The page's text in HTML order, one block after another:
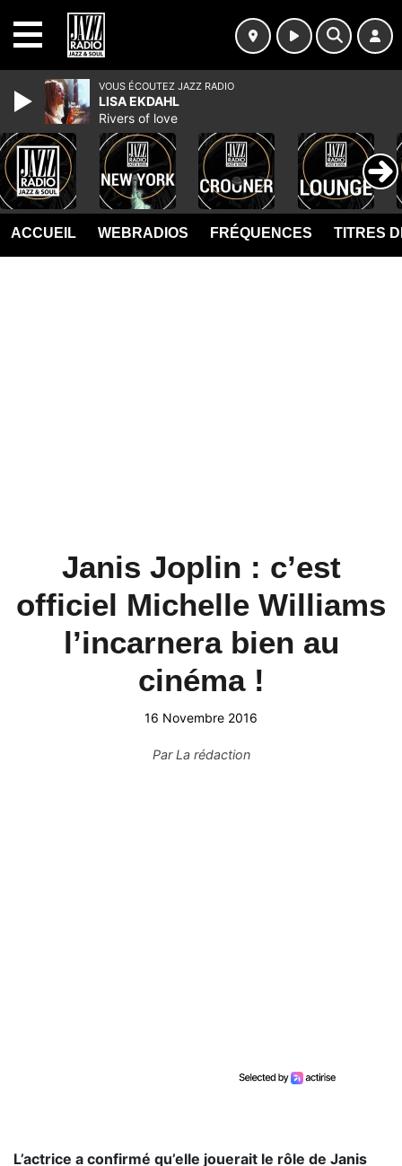
ACCUEIL WEBRADIOS FRÉQUENCES TITRES
Janis Joplin : c’est
officiel Michelle Williams
l’incarnera bien au
cinéma !
16 Novembre 2016
ParLa rédaction
L’actrice a confirmé qu’elle jouerait le rôle de Janis
VOUS ÉCOUTEZ JAZZ RADIO
LISA EKDAHL
Rivers of love